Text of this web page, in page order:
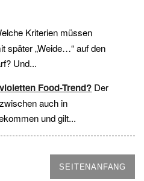
Kriterien müssen
später „Weide…“ auf den
Und...
Food-Trend? Der
auch in
und gilt...
SEITENANFANG